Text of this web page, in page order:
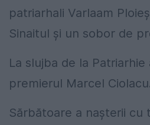
patriarhali Varlaam
Sinaitul şi un sobor de
La slujba de la Patriarhie
premierul Marcel
Sărbătoare a naşterii cu